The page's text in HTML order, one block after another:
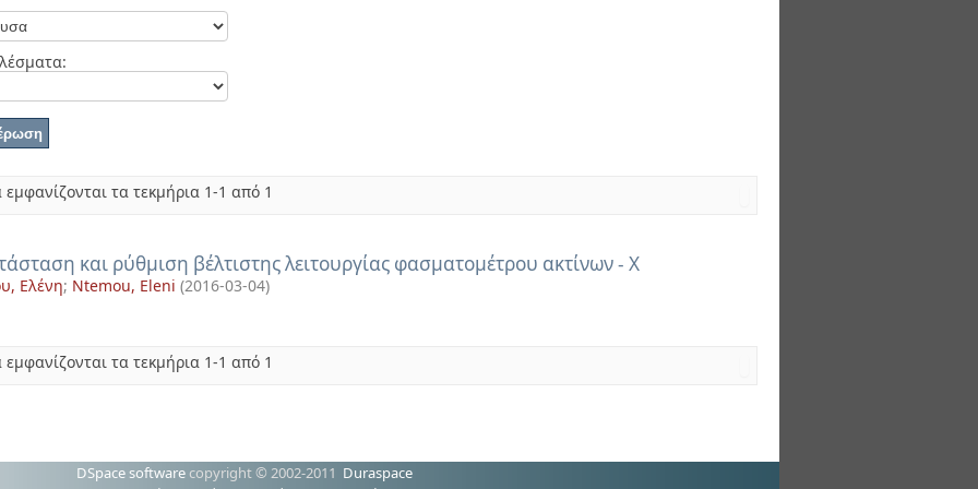
τα τεκμήρια 1-1 από 1
και ρύθμιση βέλτιστης λειτουργίας φασματομέτρου ακτίνων - Χ
Ελένη; Ntemou, Eleni (2016-03-04)
τα τεκμήρια 1-1 από 1
DSpace software copyright © 2002-2011 Duraspace